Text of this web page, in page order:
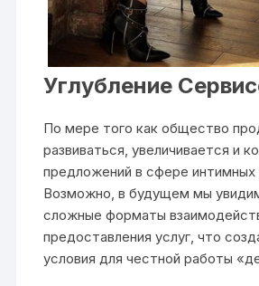
Углубление
По мере того как общество
развиваться, увеличивается и
предложений в сфере интимных
Возможно, в будущем мы
сложные форматы
предоставления услуг, что
условия для честной работы